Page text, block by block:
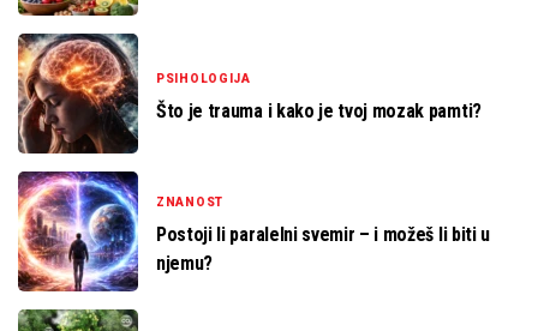
PSIHOLOGIJA
Što je trauma i kako je tvoj mozak pamti?
ZNANOST
Postoji li paralelni svemir – i možeš li biti u
njemu?